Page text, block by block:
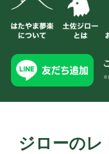
ジローのレ